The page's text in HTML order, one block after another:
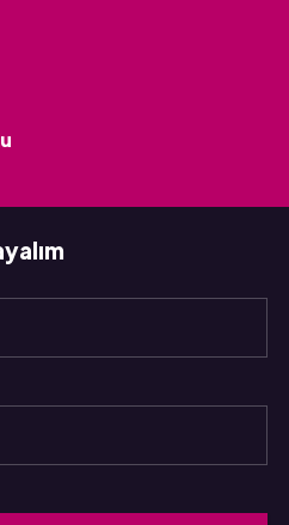
BIR PROFESYONEL
Bizi arayın
0274 333 0